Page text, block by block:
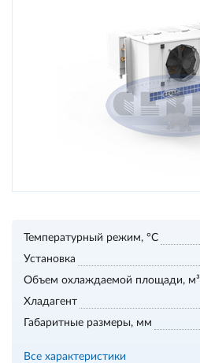
Температурный режим, °С
Установка
Объем охлаждаемой площади, м³
Хладагент
Габаритные размеры, мм
Все характеристики